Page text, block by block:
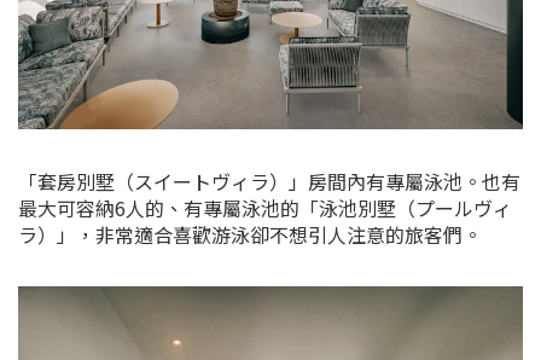
「套房別墅（スイートヴィラ）」房間內有專屬泳池。也有
最大可容納6人的、有專屬泳池的「泳池別墅（プールヴィ
ラ）」，非常適合喜歡游泳卻不想引人注意的旅客們。